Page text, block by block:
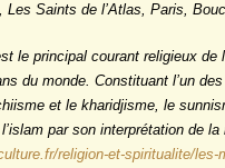
Les Saints de l’Atlas, Paris,
le principal courant religieux de
du monde. Constituant l’un
et le kharidjisme, le
par son interprétation de
religion-et-spiritualite/les-